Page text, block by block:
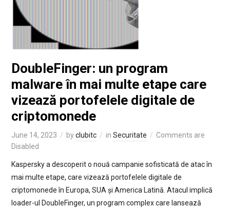
DoubleFinger: un program
malware în mai multe etape care
vizează portofelele digitale de
criptomonede
June 14, 2023 byclubitc in Securitate
Comments are
Disabled
Kaspersky a descoperit o nouă campanie sofisticată de atac în
mai multe etape, care vizează portofelele digitale de
criptomonede în Europa, SUA și America Latină. Atacul implică
loader-ul DoubleFinger, un program complex care lansează